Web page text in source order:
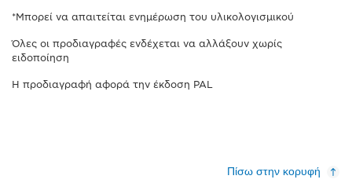
*Μπορεί να απαιτείται ενημέρωση του υλικολογισμικού
Όλες οι προδιαγραφές ενδέχεται να αλλάξουν χωρίς
ειδοποίηση
Η προδιαγραφή αφορά την έκδοση PAL
Πίσω στην κορυφή